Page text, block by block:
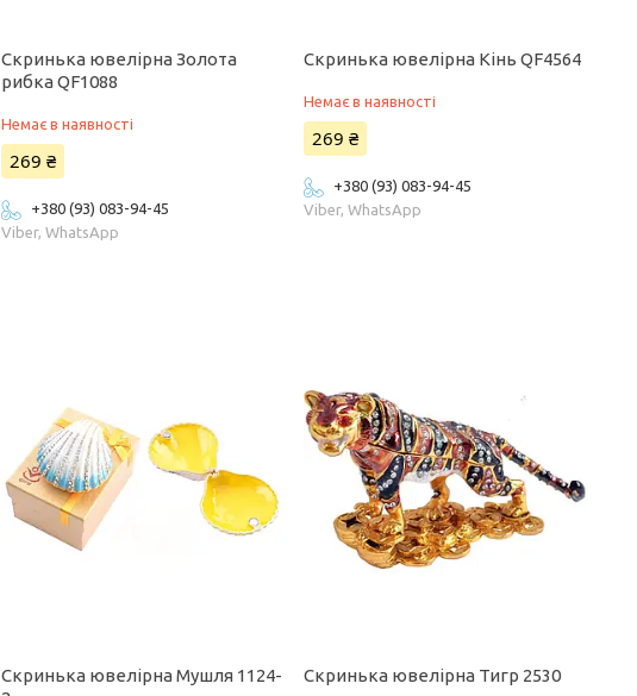
Скринька ювелірна Золота
рибка QF1088
Немає в наявності
269 ₴
+380 (93) 083-94-45
Viber, WhatsApp
Скринька ювелірна Кінь QF4564
Немає в наявності
269 ₴
+380 (93) 083-94-45
Viber, WhatsApp
Скринька ювелірна Мушля 1124-
Скринька ювелірна Тигр 2530